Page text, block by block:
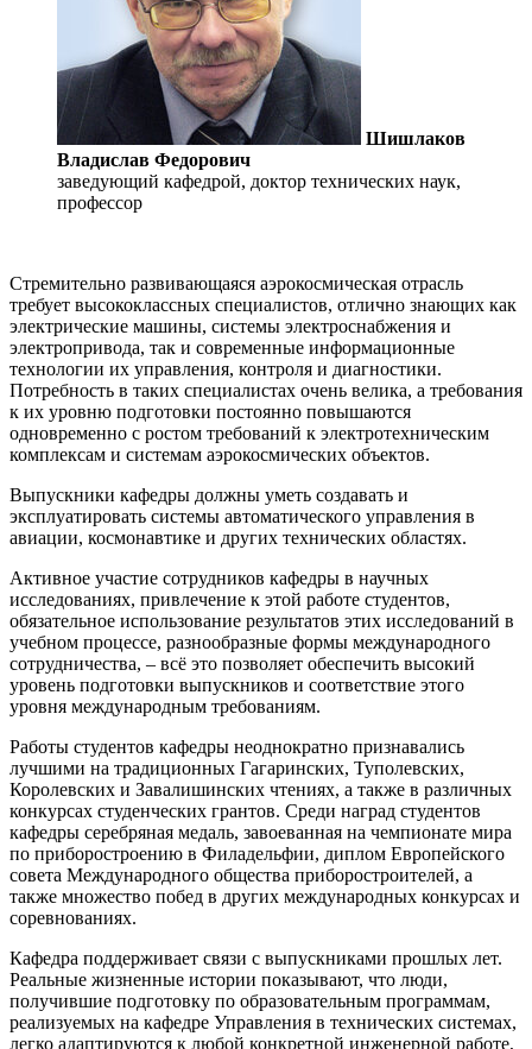
Шишлаков
Владислав Федорович
заведующий кафедрой, доктор технических наук,
профессор
Стремительно развивающаяся аэрокосмическая отрасль
требует высококлассных специалистов, отлично знающих как
электрические машины, системы электроснабжения и
электропривода, так и современные информационные
технологии их управления, контроля и диагностики.
Потребность в таких специалистах очень велика, а требования
к их уровню подготовки постоянно повышаются
одновременно с ростом требований к электротехническим
комплексам и системам аэрокосмических объектов.
Выпускники кафедры должны уметь создавать и
эксплуатировать системы автоматического управления в
авиации, космонавтике и других технических областях.
Активное участие сотрудников кафедры в научных
исследованиях, привлечение к этой работе студентов,
обязательное использование результатов этих исследований в
учебном процессе, разнообразные формы международного
сотрудничества, – всё это позволяет обеспечить высокий
уровень подготовки выпускников и соответствие этого
уровня международным требованиям.
Работы студентов кафедры неоднократно признавались
лучшими на традиционных Гагаринских, Туполевских,
Королевских и Завалишинских чтениях, а также в различных
конкурсах студенческих грантов. Среди наград студентов
кафедры серебряная медаль, завоеванная на чемпионате мира
по приборостроению в Филадельфии, диплом Европейского
совета Международного общества приборостроителей, а
также множество побед в других международных конкурсах и
соревнованиях.
Кафедра поддерживает связи с выпускниками прошлых лет.
Реальные жизненные истории показывают, что люди,
получившие подготовку по образовательным программам,
реализуемых на кафедре Управления в технических системах,
легко адаптируются к любой конкретной инженерной работе,